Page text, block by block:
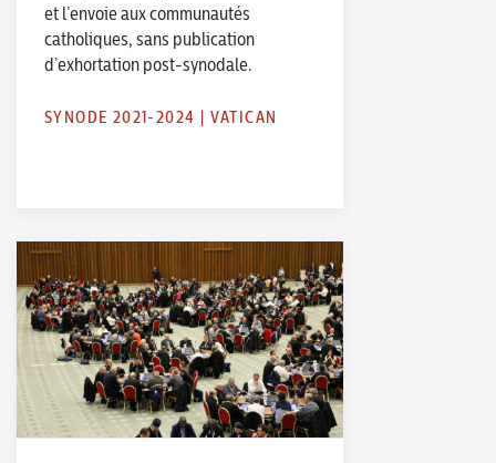
et l’envoie aux communautés
catholiques, sans publication
d’exhortation post-synodale.
SYNODE 2021-2024 | VATICAN